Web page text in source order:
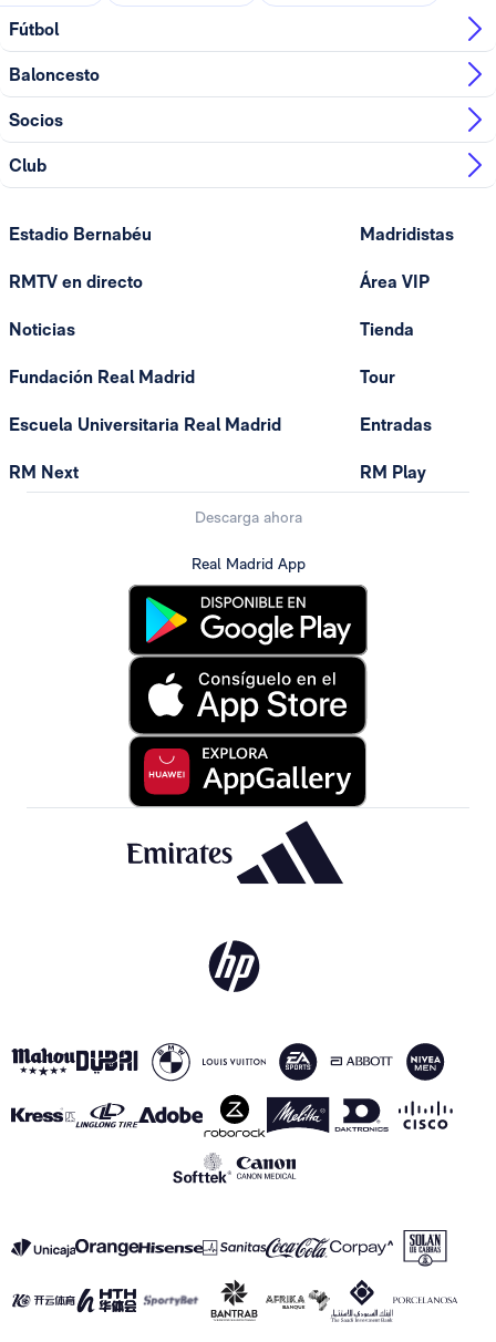
Fútbol
Baloncesto
Socios
Club
Estadio Bernabéu
RMTV en directo
Noticias
Fundación Real Madrid
Escuela Universitaria Real Madrid
RM Next
Madridistas
Área VIP
Tienda
Tour
Entradas
RM Play
Descarga ahora
Real Madrid App